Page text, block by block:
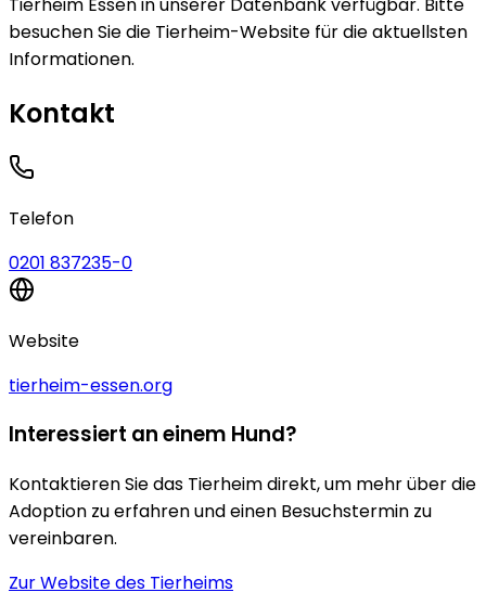
besuchen Sie die Tierheim-Website für die aktuellsten
Informationen.
Kontakt
Telefon
0201 837235-0
Website
tierheim-essen.org
Interessiert an einem Hund?
Kontaktieren Sie das Tierheim direkt, um mehr über die
Adoption zu erfahren und einen Besuchstermin zu
vereinbaren.
Zur Website des Tierheims